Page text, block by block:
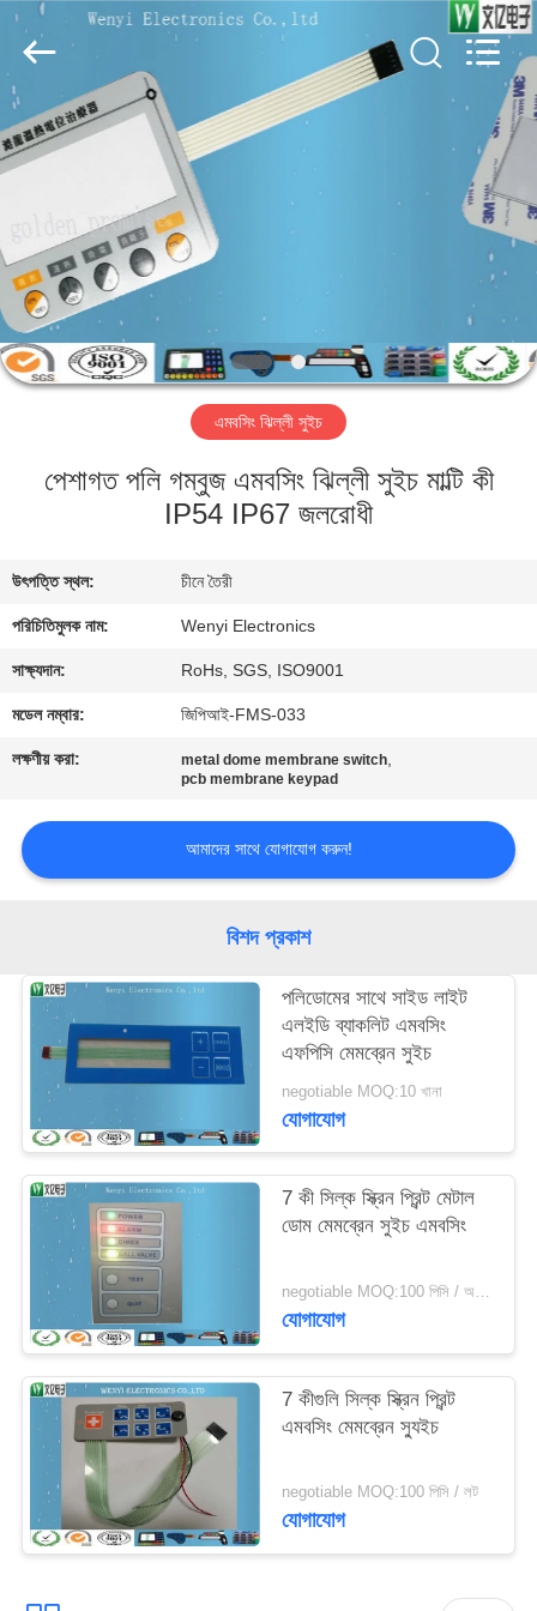
বাড়ি
আমাদের
সম্পর্কে
কারখানা
যোগাযোগ
করুন
উদ্ধৃতির
আবেদন
PRIVACY
POLICY
Jinyuanhang
Electronic
Technology
Co.,
All
Rights
Reserved.
এমবসিং ঝিল্লী সুইচ
পেশাগত পলি গম্বুজ এমবসিং ঝিল্লী সুইচ মাল্টি কী
IP54 IP67 জলরোধী
উৎপত্তি স্থল: চীনে তৈরী
পরিচিতিমুলক নাম: Wenyi Electronics
সাক্ষ্যদান: RoHs, SGS, ISO9001
মডেল নম্বার: জিপিআই-FMS-033
লক্ষণীয় করা: metal dome membrane switch,
pcb membrane keypad
আমাদের সাথে যোগাযোগ করুন!
বিশদ প্রকাশ
পলিডোমের সাথে সাইড লাইট
এলইডি ব্যাকলিট এমবসিং
এফপিসি মেমব্রেন সুইচ
negotiable MOQ:10 খানা
যোগাযোগ
7 কী সিল্ক স্ক্রিন প্রিন্ট মেটাল
ডোম মেমব্রেন সুইচ এমবসিং
negotiable MOQ:100 পিসি / অনেক
যোগাযোগ
7 কীগুলি সিল্ক স্ক্রিন প্রিন্ট
এমবসিং মেমব্রেন স্যুইচ
negotiable MOQ:100 পিসি / লট
যোগাযোগ